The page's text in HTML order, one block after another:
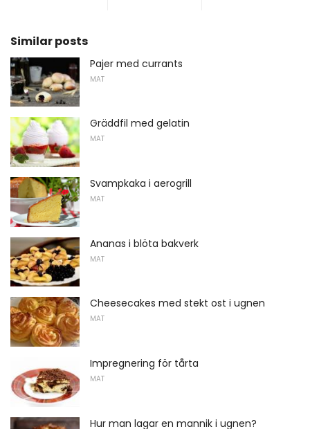
Similar posts
Pajer med currants
MAT
Gräddfil med gelatin
MAT
Svampkaka i aerogrill
MAT
Ananas i blöta bakverk
MAT
Cheesecakes med stekt ost i ugnen
MAT
Impregnering för tårta
MAT
Hur man lagar en mannik i ugnen?